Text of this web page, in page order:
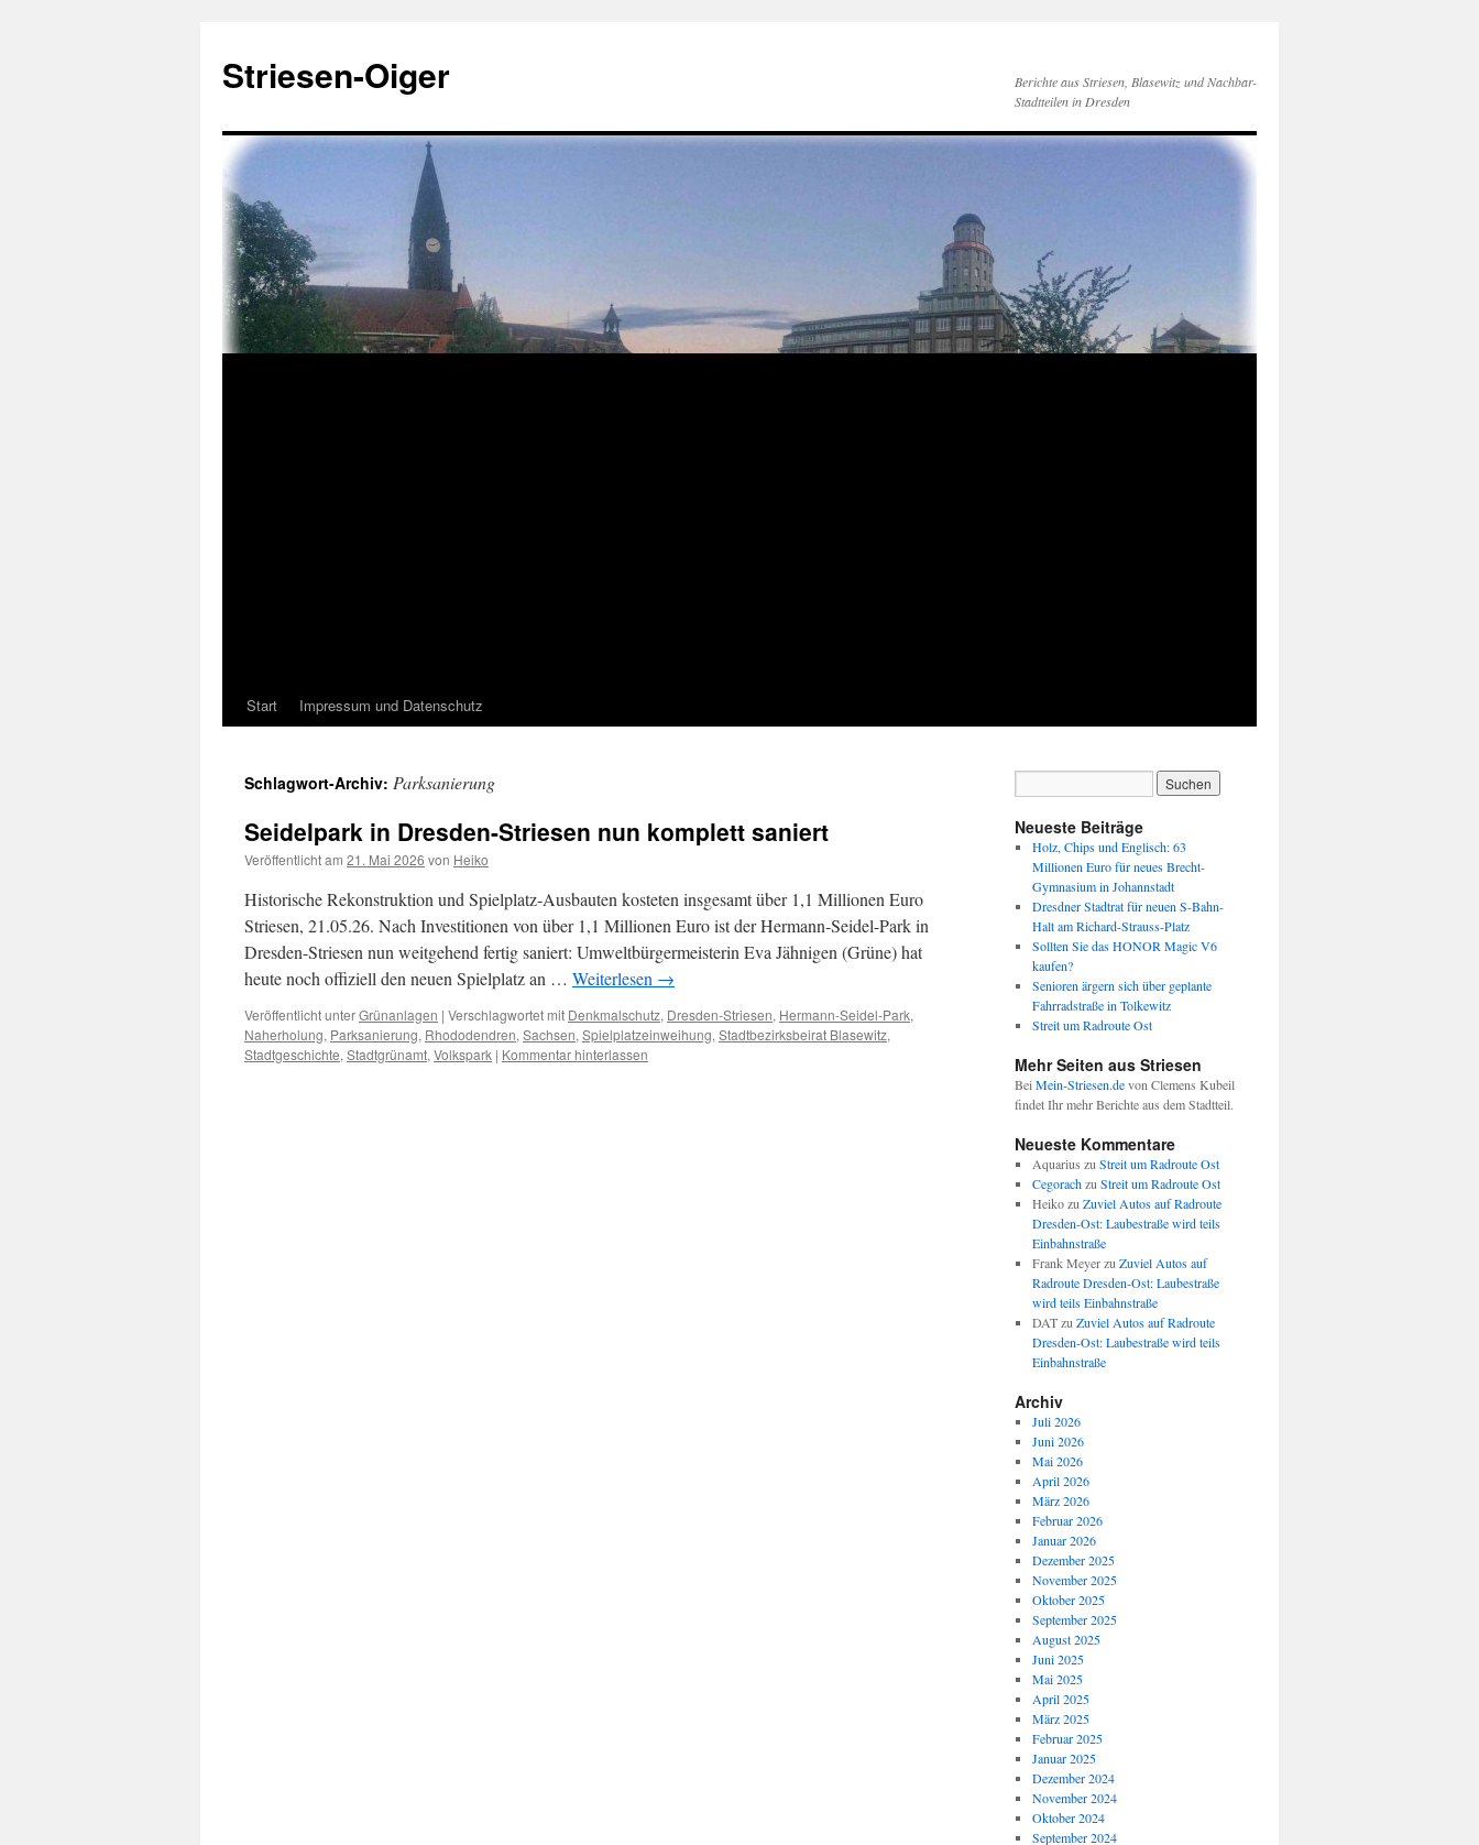
springen
Striesen-Oiger
Berichte aus Striesen, Blasewitz und Nachbar-
Stadtteilen in Dresden
Start Impressum und Datenschutz
Schlagwort-Archiv: Parksanierung
Seidelpark in Dresden-Striesen nun komplett saniert
Veröffentlicht am 21. Mai 2026 von Heiko
Historische Rekonstruktion und Spielplatz-Ausbauten kosteten insgesamt über 1,1 Millionen Euro
Striesen, 21.05.26. Nach Investitionen von über 1,1 Millionen Euro ist der Hermann-Seidel-Park in
Dresden-Striesen nun weitgehend fertig saniert: Umweltbürgermeisterin Eva Jähnigen (Grüne) hat
heute noch offiziell den neuen Spielplatz an … Weiterlesen →
Veröffentlicht unterGrünanlagen | Verschlagwortet mit Denkmalschutz, Dresden-Striesen, Hermann-Seidel-Park,
Naherholung, Parksanierung, Rhododendren, Sachsen, Spielplatzeinweihung, Stadtbezirksbeirat Blasewitz,
Stadtgeschichte, Stadtgrünamt, Volkspark | Kommentar hinterlassen
Neueste Beiträge
Holz, Chips und Englisch: 63
Millionen Euro für neues Brecht-
Gymnasium in Johannstadt
Dresdner Stadtrat für neuen S-Bahn-
Halt am Richard-Strauss-Platz
Sollten Sie das HONOR Magic V6
kaufen?
Senioren ärgern sich über geplante
Fahrradstraße in Tolkewitz
Streit um Radroute Ost
Mehr Seiten aus Striesen
Bei Mein-Striesen.devon Clemens Kubeil
findet Ihr mehr Berichte aus dem Stadtteil.
Neueste Kommentare
Aquarius zu Streit um Radroute Ost
Cegorachzu Streit um Radroute Ost
Heikozu Zuviel Autos auf Radroute
Dresden-Ost: Laubestraße wird teils
Einbahnstraße
Frank Meyerzu Zuviel Autos auf
Radroute Dresden-Ost: Laubestraße
wird teils Einbahnstraße
DATzu Zuviel Autos auf Radroute
Dresden-Ost: Laubestraße wird teils
Einbahnstraße
Archiv
Juli 2026
Juni 2026
Mai 2026
April 2026
März 2026
Februar 2026
Januar 2026
Dezember 2025
November 2025
Oktober 2025
September 2025
August 2025
Juni 2025
Mai 2025
April 2025
März 2025
Februar 2025
Januar 2025
Dezember 2024
November 2024
Oktober 2024
September 2024